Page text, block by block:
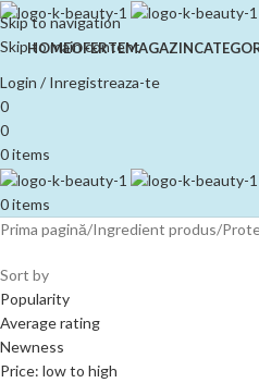
Skip to navigation
Skip to main content
HOMEOFERTEMAGAZIN
Login / Inregistreaza-te
0
0
0items
0items
Prima pagină Ingredient produs
Sort by
Popularity
Average rating
Newness
Price: low to high